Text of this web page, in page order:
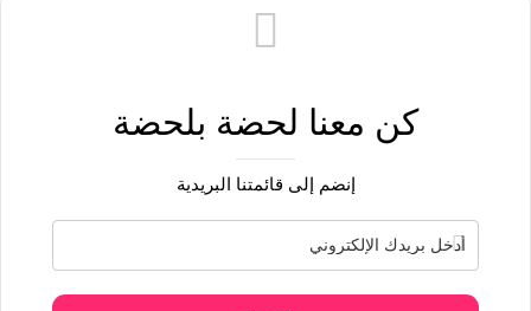
كن معنا لحضة بلحضة
إنضم إلى قائمتنا البريدية